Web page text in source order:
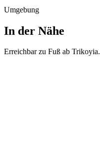
Umgebung
In der Nähe
Erreichbar zu Fuß ab Trikoyia.